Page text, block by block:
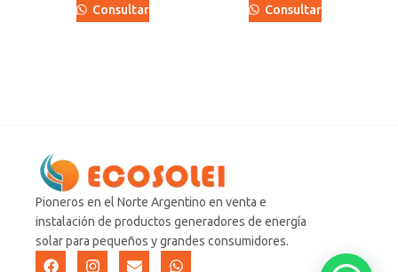
Consultar Consultar
Pioneros en el Norte Argentino en venta e
instalación de productos generadores de energía
solar para pequeños y grandes consumidores.